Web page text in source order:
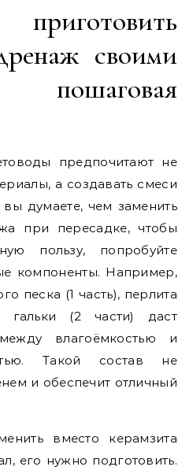
своими
предпочитают не
а создавать смеси
вы думаете, чем заменить
при пересадке, чтобы
пользу, попробуйте
компоненты. Например,
песка (1 часть), перлита
(2 части) даст
влагоёмкостью и
Такой состав не
и обеспечит отличный
вместо керамзита
его нужно подготовить.